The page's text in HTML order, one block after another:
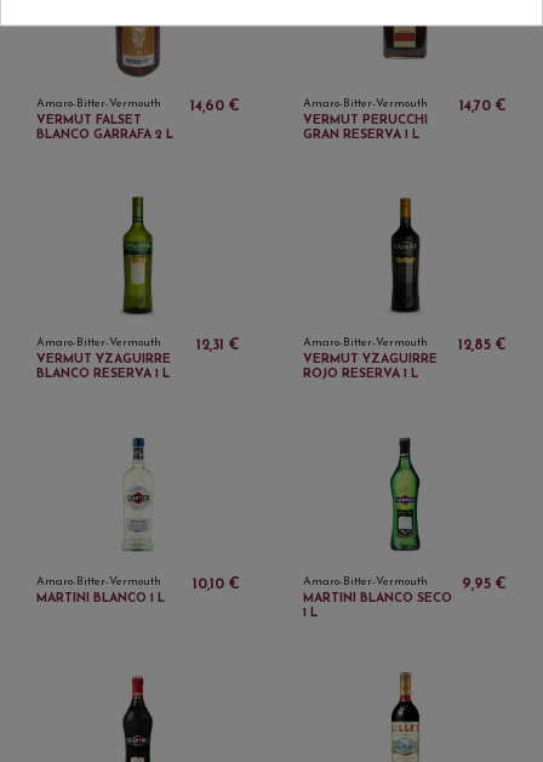
Amaro-Bitter-Vermouth
VERMUT FALSET
BLANCO GARRAFA 2 L
14,60 € Amaro-Bitter-Vermouth
VERMUT PERUCCHI
GRAN RESERVA 1 L
14,70 €
Amaro-Bitter-Vermouth
VERMUT YZAGUIRRE
BLANCO RESERVA 1 L
12,31 € Amaro-Bitter-Vermouth
VERMUT YZAGUIRRE
ROJO RESERVA 1 L
12,85 €
Amaro-Bitter-Vermouth
MARTINI BLANCO 1 L
10,10 € Amaro-Bitter-Vermouth
MARTINI BLANCO SECO
1 L
9,95 €